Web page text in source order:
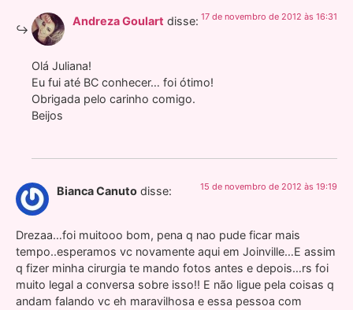
Andreza Goulart disse: 17 de novembro de 2012 às 16:31
Olá Juliana!
Eu fui até BC conhecer… foi ótimo!
Obrigada pelo carinho comigo.
Beijos
Bianca Canuto disse: 15 de novembro de 2012 às 19:19
Drezaa…foi muitooo bom, pena q nao pude ficar mais
tempo..esperamos vc novamente aqui em Joinville…E assim
q fizer minha cirurgia te mando fotos antes e depois…rs foi
muito legal a conversa sobre isso!! E não ligue pela coisas q
andam falando vc eh maravilhosa e essa pessoa com